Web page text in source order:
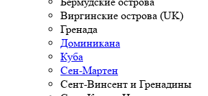
Виргинские острова (UK)
Гренада
Доминикана
Куба
Сен-Мартен
Сент-Винсент и Гренадины